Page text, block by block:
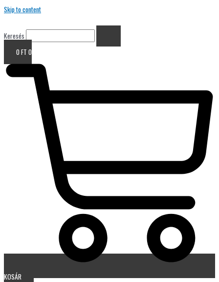
Skip to content
Keresés
0FT 0
KOSÁR